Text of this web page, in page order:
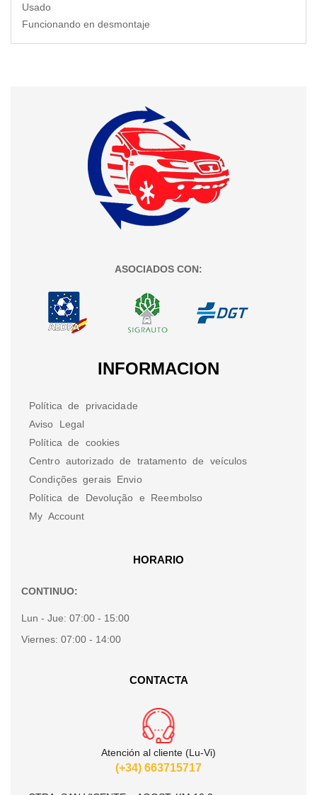
Usado
Funcionando en desmontaje
ASOCIADOS CON:
INFORMACION
Política de privacidade
Aviso Legal
Política de cookies
Centro autorizado de tratamento de veículos
Condições gerais Envio
Política de Devolução e Reembolso
My Account
HORARIO
CONTINUO:
Lun - Jue: 07:00 - 15:00
Viernes: 07:00 - 14:00
CONTACTA
Atención al cliente (Lu-Vi)
(+34) 663715717